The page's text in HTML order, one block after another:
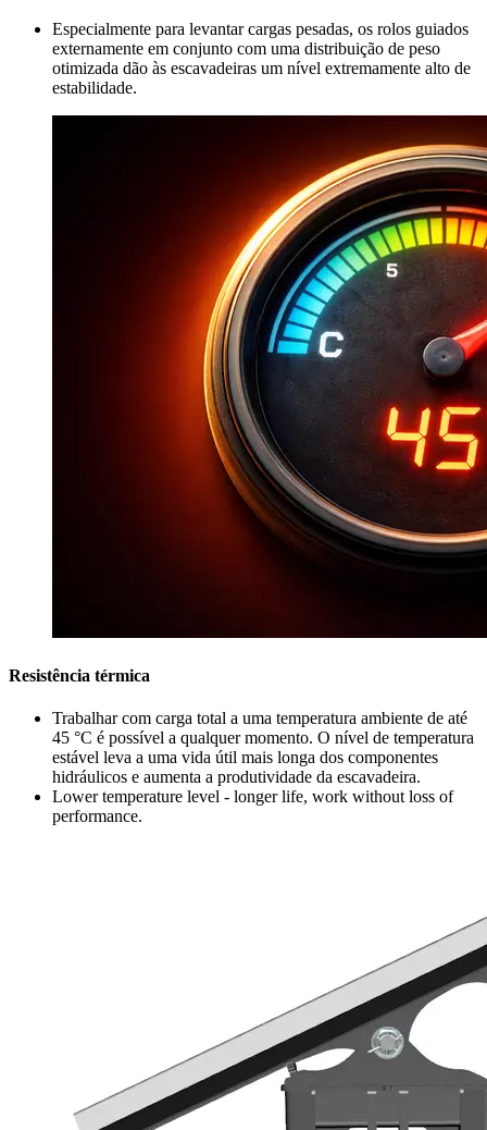
Especialmente para levantar cargas pesadas, os rolos guiados
externamente em conjunto com uma distribuição de peso
otimizada dão às escavadeiras um nível extremamente alto de
estabilidade.
Resistência térmica
Trabalhar com carga total a uma temperatura ambiente de até
45 °C é possível a qualquer momento. O nível de temperatura
estável leva a uma vida útil mais longa dos componentes
hidráulicos e aumenta a produtividade da escavadeira.
Lower temperature level - longer life, work without loss of
performance.